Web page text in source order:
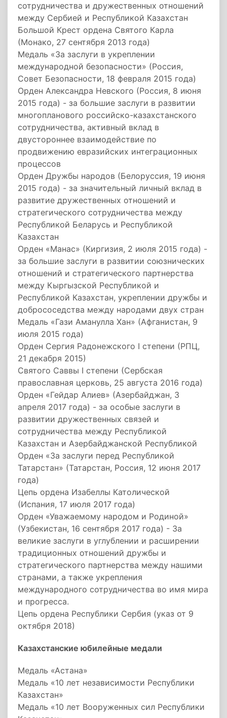
сотрудничества и дружественных отношений
между Сербией и Республикой Казахстан
Большой Крест ордена Святого Карла
(Монако, 27 сентября 2013 года)
Медаль «За заслуги в укреплении
международной безопасности» (Россия,
Совет Безопасности, 18 февраля 2015 года)
Орден Александра Невского (Россия, 8 июня
2015 года) - за большие заслуги в развитии
многопланового российско-казахстанского
сотрудничества, активный вклад в
двустороннее взаимодействие по
продвижению евразийских интеграционных
процессов
Орден Дружбы народов (Белоруссия, 19 июня
2015 года) - за значительный личный вклад в
развитие дружественных отношений и
стратегического сотрудничества между
Республикой Беларусь и Республикой
Казахстан
Орден «Манас» (Киргизия, 2 июля 2015 года) -
за большие заслуги в развитии союзнических
отношений и стратегического партнерства
между Кыргызской Республикой и
Республикой Казахстан, укреплении дружбы и
добрососедства между народами двух стран
Медаль «Гази Аманулла Хан» (Афганистан, 9
июля 2015 года)
Орден Сергия Радонежского I степени (РПЦ,
21 декабря 2015)
Святого Саввы I степени (Сербская
православная церковь, 25 августа 2016 года)
Орден «Гейдар Алиев» (Азербайджан, 3
апреля 2017 года) - за особые заслуги в
развитии дружественных связей и
сотрудничества между Республикой
Казахстан и Азербайджанской Республикой
Орден «За заслуги перед Республикой
Татарстан» (Татарстан, Россия, 12 июня 2017
года)
Цепь ордена Изабеллы Католической
(Испания, 17 июля 2017 года)
Орден «Уважаемому народом и Родиной»
(Узбекистан, 16 сентября 2017 года) - За
великие заслуги в углублении и расширении
традиционных отношений дружбы и
стратегического партнерства между нашими
странами, а также укрепления
международного сотрудничества во имя мира
и прогресса.
Цепь ордена Республики Сербия (указ от 9
октября 2018)
Казахстанские юбилейные медали
Медаль «Астана»
Медаль «10 лет независимости Республики
Казахстан»
Медаль «10 лет Вооруженных сил Республики